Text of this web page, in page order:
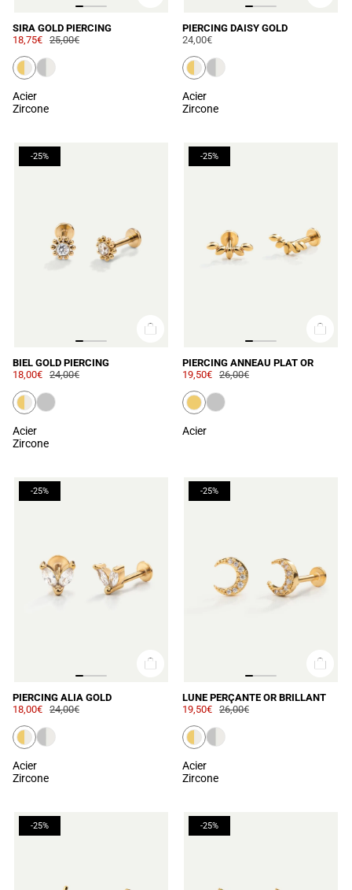
SIRA GOLD PIERCING
18,75€ 25,00€
Acier
Zircone
PIERCING DAISY GOLD
24,00€
Acier
Zircone
-25%
BIEL GOLD PIERCING
18,00€ 24,00€
Acier
Zircone
-25%
PIERCING ANNEAU PLAT OR
19,50€ 26,00€
Acier
-25%
PIERCING ALIA GOLD
18,00€ 24,00€
Acier
Zircone
-25%
LUNE PERÇANTE OR BRILLANT
19,50€ 26,00€
Acier
Zircone
-25% -25%